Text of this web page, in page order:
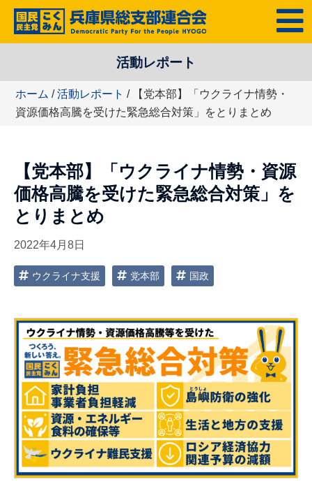
テ
ツ
MENU
活動レポート
ホーム /活動レポート / 【党本部】「ウクライナ情勢・
資源価格高騰を受けた緊急総合対策」をとりまとめ
【党本部】「ウクライナ情勢・資源
価格高騰を受けた緊急総合対策」を
とりまとめ
2022年4月8日
ウクライナ支援 党本部 国政